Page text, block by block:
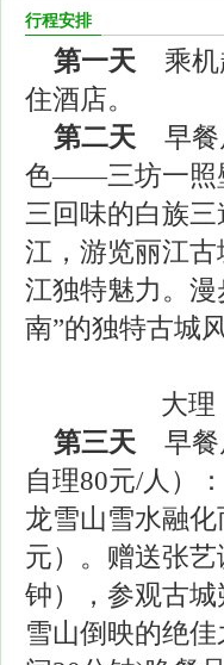
行程安排
第一天 乘机
住酒店。
第二天 早餐
色——三坊一照
三回味的白族
江，游览丽江
江独特魅力。
南”的独特古城
大
第三天 早餐
自理80元/人）
龙雪山雪水融
元）。赠送张
钟），参观古
雪山倒映的绝